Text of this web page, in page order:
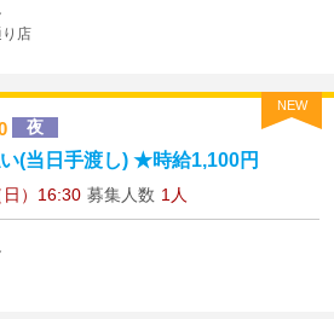
店
NEW
夜
(当日手渡し) ★時給1,100円
）16:30 募集人数 1人